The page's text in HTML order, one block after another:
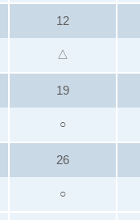
12
△
19
○
26
○